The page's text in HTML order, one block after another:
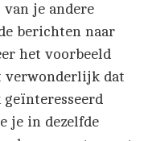
je andere
berichten naar
het voorbeeld
verwonderlijk dat
je in dezelfde